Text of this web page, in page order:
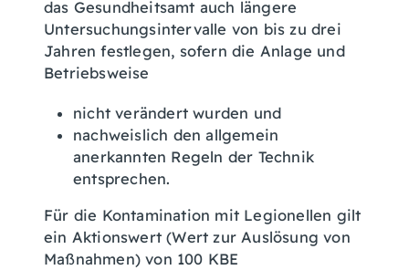
das Gesundheitsamt auch längere
Untersuchungsintervalle von bis zu drei
Jahren festlegen, sofern die Anlage und
Betriebsweise
nicht verändert wurden und
nachweislich den allgemein
anerkannten Regeln der Technik
entsprechen.
Für die Kontamination mit Legionellen gilt
ein Aktionswert (Wert zur Auslösung von
Maßnahmen) von 100 KBE